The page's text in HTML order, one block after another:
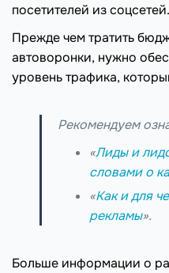
посетителей из соцсетей.
Прежде чем тратить
автоворонки, нужно
уровень трафика,
Рекомендуем
«Лиды и
словами о
«Как и для
рекламы».
Больше информации о